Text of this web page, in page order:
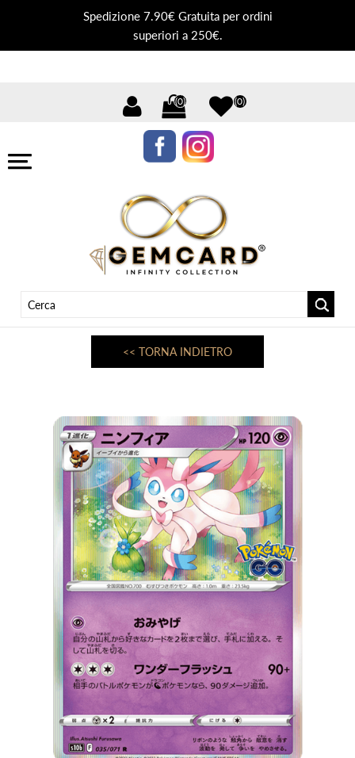
Spedizione 7.90€ Gratuita per ordini
superiori a 250€.
(0) (0)
<< TORNA INDIETRO